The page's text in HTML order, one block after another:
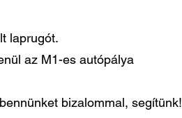
laprugót.
az M1-es autópálya
bizalommal, segítünk!